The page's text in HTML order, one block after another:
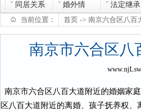
同居关系
婚外情 法定继承
当前位置： 首页 -> 南京六合区八百
南京市六合区八
南京市六合区八百大道附近的婚姻家
区八百大道附近的离婚、孩子抚养权